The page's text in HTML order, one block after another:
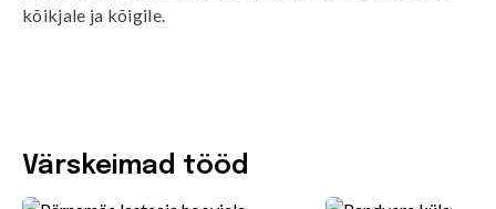
kõikjale ja kõigile.
Värskeimad tööd